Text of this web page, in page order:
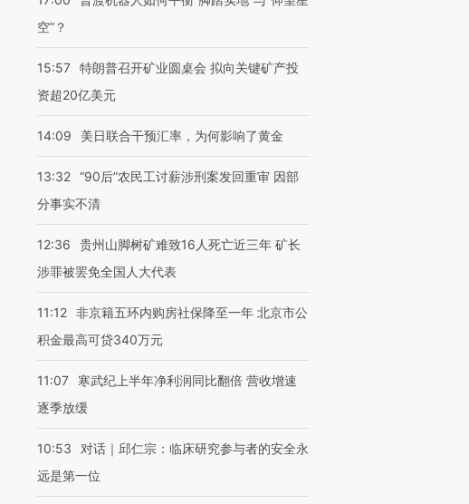
空”？
15:57 特朗普召开矿业圆桌会 拟向关键矿产投
资超20亿美元
14:09 美日联合干预汇率，为何影响了黄金
13:32 “90后”农民工讨薪涉刑案发回重审 因部
分事实不清
12:36
贵州山脚树矿难致16人死亡近三年 矿长
涉罪被罢免全国人大代表
11:12 非京籍五环内购房社保降至一年 北京市公
积金最高可贷340万元
11:07
寒武纪上半年净利润同比翻倍 营收增速
逐季放缓
10:53
对话｜邱仁宗：临床研究参与者的安全永
远是第一位